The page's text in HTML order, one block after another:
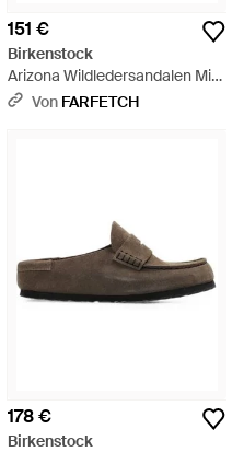
151 €
Birkenstock
Arizona Wildledersandalen Mit
Schnalle - Weiß
Von FARFETCH
178 €
Birkenstock